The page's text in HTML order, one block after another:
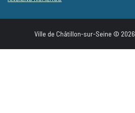
Ville de Châtillon-sur-Seine © 2026